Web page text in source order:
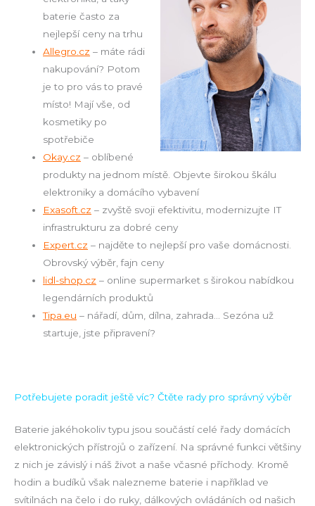
baterie často za
nejlepší ceny na trhu
Allegro.cz – máte rádi
nakupování? Potom
je to pro vás to pravé
místo! Mají vše, od
kosmetiky po
spotřebiče
Okay.cz – oblíbené
produkty na jednom místě. Objevte širokou škálu
elektroniky a domácího vybavení
Exasoft.cz – zvyště svoji efektivitu, modernizujte IT
infrastrukturu za dobré ceny
Expert.cz – najděte to nejlepší pro vaše domácnosti.
Obrovský výběr, fajn ceny
lidl-shop.cz – online supermarket s širokou nabídkou
legendárních produktů
Tipa.eu – nářadí, dům, dílna, zahrada… Sezóna už
startuje, jste připravení?
Potřebujete poradit ještě víc? Čtěte rady pro správný výběr
Baterie jakéhokoliv typu jsou součástí celé řady domácích
elektronických přístrojů o zařízení. Na správné funkci většiny
z nich je závislý i náš život a naše včasné příchody. Kromě
hodin a budíků však nalezneme baterie i například ve
svítilnách na čelo i do ruky, dálkových ovládáních od našich